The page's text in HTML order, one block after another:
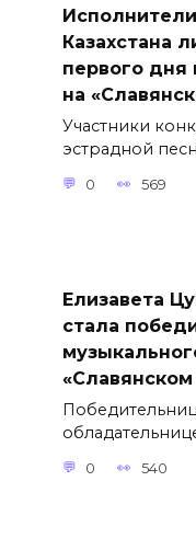
Казахстана
первого дня
на
Участники
эстрадной
0 569
Елизавета
стала
«Славянском
0 540